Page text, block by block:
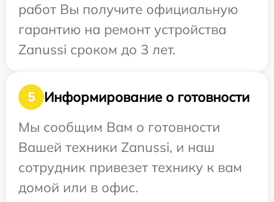
работ Вы получите официальную
гарантию на ремонт устройства
Zanussi сроком до 3 лет.
5
Информирование о готовности
Мы сообщим Вам о готовности
Вашей техники Zanussi, и наш
сотрудник привезет технику к вам
домой или в офис.